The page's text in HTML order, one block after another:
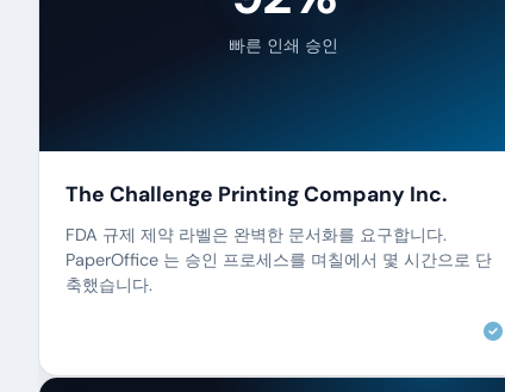
빠른 인쇄 승인
The Challenge Printing Company Inc.
FDA 규제 제약 라벨은 완벽한 문서화를 요구합니다.
PaperOffice 는 승인 프로세스를 며칠에서 몇 시간으로 단
축했습니다.